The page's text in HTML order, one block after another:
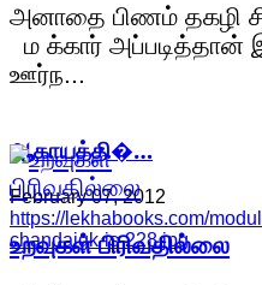
ஆகாயத்தி�…
February 07, 2012
https://lekhabooks.com/
chandaigk-is-228.jpg
அனாதை பிணம் தகழி
ம க்கார்
ஊர்ந...
உறவுகள் பிரிவதில்லை